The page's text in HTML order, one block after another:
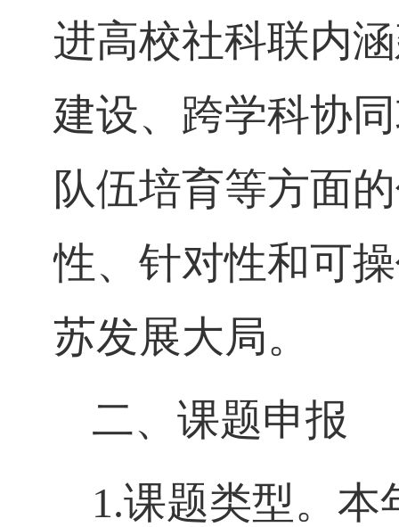
进高校社科联内
建设、跨学科协
队伍培育等方面
性、针对性和可
苏发展大局。
二、课题申报
1.课题类型。本